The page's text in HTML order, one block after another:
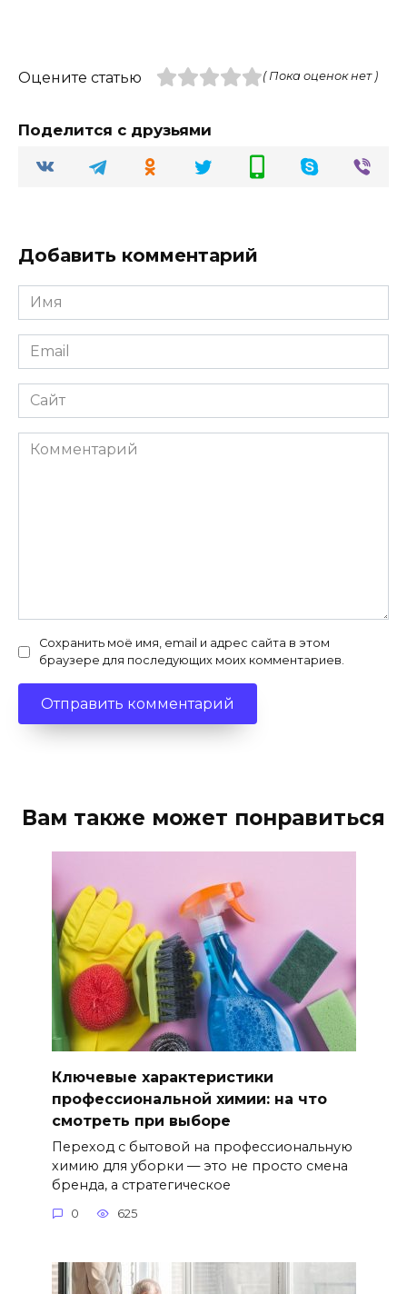
Оцените статью ( Пока оценок нет )
Поделится с друзьями
Добавить комментарий
Имя
Email
Сайт
Комментарий
Сохранить моё имя, email и адрес сайта в этом
браузере для последующих моих комментариев.
Вам также может понравиться
Ключевые характеристики
профессиональной химии: на что
смотреть при выборе
Переход с бытовой на профессиональную
химию для уборки — это не просто смена
бренда, а стратегическое
0 625